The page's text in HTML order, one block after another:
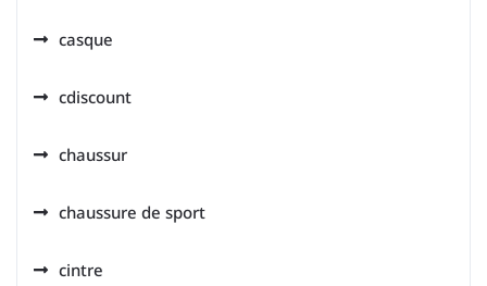
casque
cdiscount
chaussur
chaussure de sport
cintre